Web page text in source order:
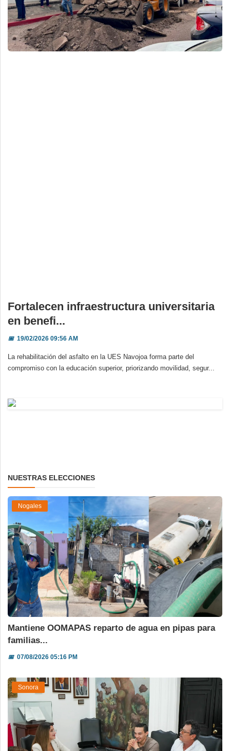
Deportes
Espectáculos
Tecnología
Fortalecen infraestructura universitaria
en benefi...
📅19/02/2026 09:56 AM
La rehabilitación del asfalto en la UES Navojoa forma parte del
compromiso con la educación superior, priorizando movilidad, segur...
NUESTRAS ELECCIONES
Nogales
Mantiene OOMAPAS reparto de agua en pipas para
familias...
📅07/08/2026 05:16 PM
Sonora